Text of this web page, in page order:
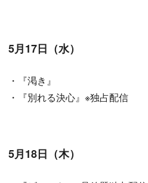
5月17日（水）
・『渇き』
・『別れる決心』※独占配信
5月18日（木）